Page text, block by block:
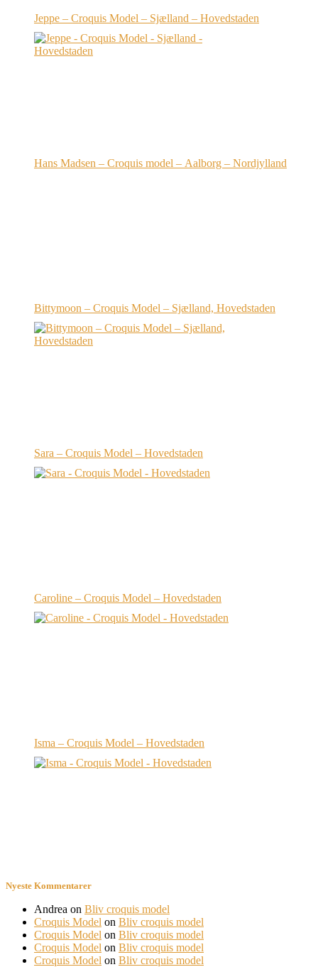
Jeppe – Croquis Model – Sjælland – Hovedstaden
Hans Madsen – Croquis model – Aalborg – Nordjylland
Bittymoon – Croquis Model – Sjælland, Hovedstaden
Sara – Croquis Model – Hovedstaden
Caroline – Croquis Model – Hovedstaden
Isma – Croquis Model – Hovedstaden
Nyeste Kommentarer
Andrea on Bliv croquis model
Croquis Model on Bliv croquis model
Croquis Model on Bliv croquis model
Croquis Model on Bliv croquis model
Croquis Model on Bliv croquis model